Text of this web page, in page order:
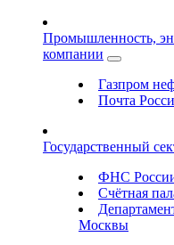
Промышленность,
компании
Газпром
Почта
Государственный
ФНС
Счётная
Москвы